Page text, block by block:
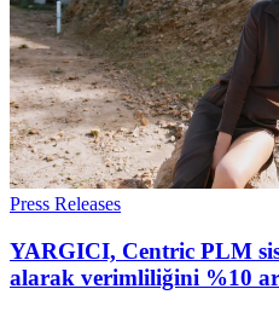
Press Releases
YARGICI, Centric PLM
alarak verimliliğini %10